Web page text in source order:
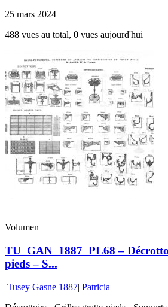
25 mars 2024
488 vues au total, 0 vues aujourd'hui
Volumen
TU_GAN_1887_PL68 –
pieds – S...
Tusey Gasne 1887| Patricia